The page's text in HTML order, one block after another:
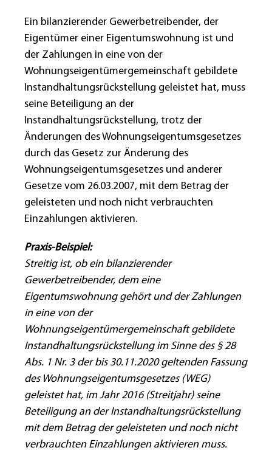
Ein bilanzierender Gewerbetreibender, der
Eigentümer einer Eigentumswohnung ist und
der Zahlungen in eine von der
Wohnungseigentümergemeinschaft gebildete
Instandhaltungsrückstellung geleistet hat, muss
seine Beteiligung an der
Instandhaltungsrückstellung, trotz der
Änderungen des Wohnungseigentumsgesetzes
durch das Gesetz zur Änderung des
Wohnungseigentumsgesetzes und anderer
Gesetze vom 26.03.2007, mit dem Betrag der
geleisteten und noch nicht verbrauchten
Einzahlungen aktivieren.
Praxis-Beispiel:
Streitig ist, ob ein bilanzierender
Gewerbetreibender, dem eine
Eigentumswohnung gehört und der Zahlungen
in eine von der
Wohnungseigentümergemeinschaft gebildete
Instandhaltungsrückstellung im Sinne des § 28
Abs. 1 Nr. 3 der bis 30.11.2020 geltenden Fassung
des Wohnungseigentumsgesetzes (WEG)
geleistet hat, im Jahr 2016 (Streitjahr) seine
Beteiligung an der Instandhaltungsrückstellung
mit dem Betrag der geleisteten und noch nicht
verbrauchten Einzahlungen aktivieren muss.